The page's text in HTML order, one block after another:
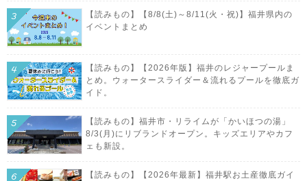
【読みもの】【8/8(土)～8/11(火・祝)】福井県内の
イベントまとめ
【読みもの】【2026年版】福井のレジャープールま
とめ。ウォータースライダー＆流れるプールを徹底ガ
イド。
【読みもの】福井市・リライムが「かいほつの湯」
8/3(月)にリブランドオープン。キッズエリアやカフ
ェも新設。
【読みもの】【2026年最新】福井駅お土産徹底ガイ